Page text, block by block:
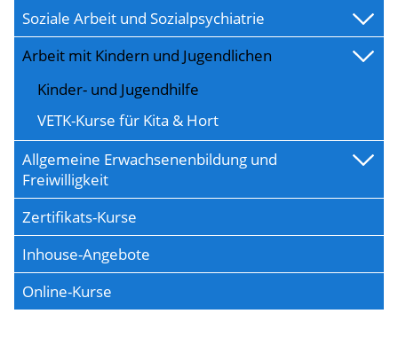
Soziale Arbeit und Sozialpsychiatrie
Arbeit mit Kindern und Jugendlichen
Kinder- und Jugendhilfe
VETK-Kurse für Kita & Hort
Allgemeine Erwachsenenbildung und
Freiwilligkeit
Zertifikats-Kurse
Inhouse-Angebote
Online-Kurse